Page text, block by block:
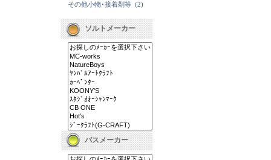
その他小物･接着剤等 (2)
ソルトメーカー
バスメーカー